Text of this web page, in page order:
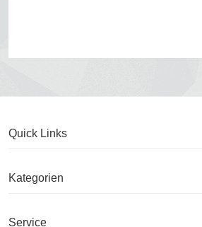
Quick Links
Kategorien
Service